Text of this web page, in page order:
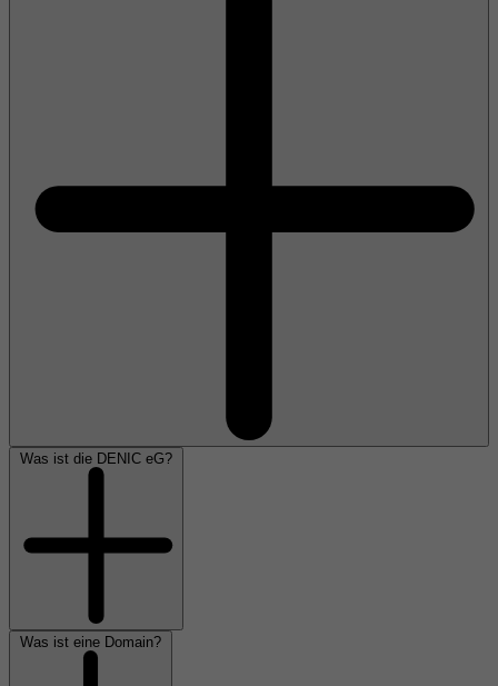
Was ist die DENIC eG?
Was ist eine Domain?